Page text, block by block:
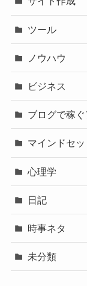
ツール
ノウハウ
ビジネス
ブログで稼
マインドセッ
心理学
日記
時事ネタ
未分類